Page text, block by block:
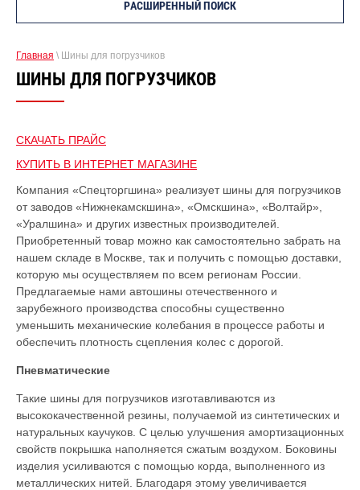
РАСШИРЕННЫЙ ПОИСК
Главная \ Шины для погрузчиков
ШИНЫ ДЛЯ ПОГРУЗЧИКОВ
СКАЧАТЬ ПРАЙС
КУПИТЬ В ИНТЕРНЕТ МАГАЗИНЕ
Компания «Спецторгшина» реализует шины для погрузчиков
от заводов «Нижнекамскшина», «Омскшина», «Волтайр»,
«Уралшина» и других известных производителей.
Приобретенный товар можно как самостоятельно забрать на
нашем складе в Москве, так и получить с помощью доставки,
которую мы осуществляем по всем регионам России.
Предлагаемые нами автошины отечественного и
зарубежного производства способны существенно
уменьшить механические колебания в процессе работы и
обеспечить плотность сцепления колес с дорогой.
Пневматические
Такие шины для погрузчиков изготавливаются из
высококачественной резины, получаемой из синтетических и
натуральных каучуков. С целью улучшения амортизационных
свойств покрышка наполняется сжатым воздухом. Боковины
изделия усиливаются с помощью корда, выполненного из
металлических нитей. Благодаря этому увеличивается